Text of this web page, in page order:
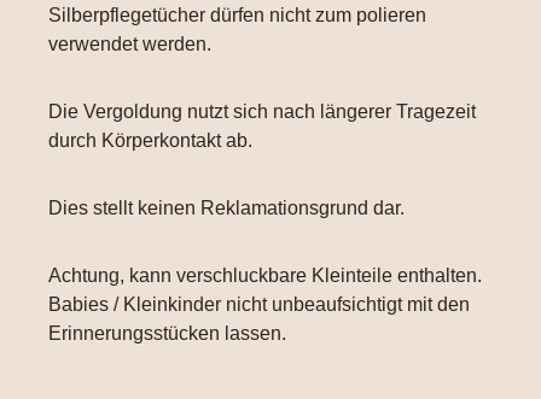
Silberpflegetücher dürfen nicht zum polieren
verwendet werden.
Die Vergoldung nutzt sich nach längerer Tragezeit
durch Körperkontakt ab.
Dies stellt keinen Reklamationsgrund dar.
Achtung, kann verschluckbare Kleinteile enthalten.
Babies / Kleinkinder nicht unbeaufsichtigt mit den
Erinnerungsstücken lassen.